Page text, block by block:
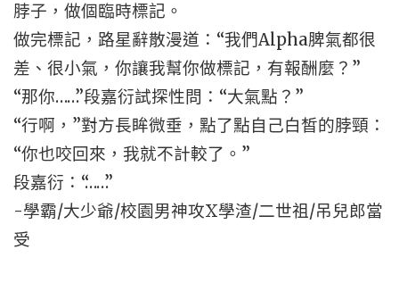
脖子，做個臨時標記。
做完標記，路星辭散漫道：“我們Alpha脾氣都很
差、很小氣，你讓我幫你做標記，有報酬麼？”
“那你……”段嘉衍試探性問：“大氣點？”
“行啊，”對方長眸微垂，點了點自己白皙的脖頸：
“你也咬回來，我就不計較了。”
段嘉衍：“……”
-學霸/大少爺/校園男神攻X學渣/二世祖/吊兒郎當
受